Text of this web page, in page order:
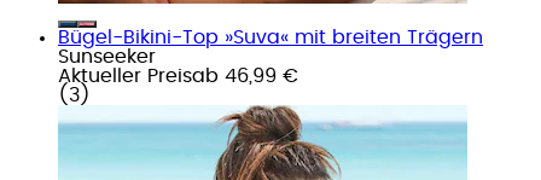
Bügel-Bikini-Top »Suva« mit breiten Trägern
Sunseeker
Aktueller Preisab 46,99 €
( 3 )